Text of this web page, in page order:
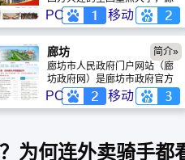
处、普通高校招生处、成人招
生处、中师中专招生处、信息
处、培训指导处。
自哈尔滨工业大学，被誉为中
国重型机械领域的“黄埔军校”。
学校机械工程、材料科学学科
跻身国内第一方阵，工程学进
入ESI全球前1‰。拥有多项国
家科技进步一等奖，在重型机
械、亚稳材料等领域达到国际
先进水平，正全力建设中国特
色世界一流大学。
PC 移动
廊坊
廊坊市人民政府门户网站（廊
坊政府网）是廊坊市政府官方
权威发布与在线服务综合平
台。由市政府办公室主办，设
坊、服务社会”宗旨，全面推行
政务公开，提供高效便民服
PC 移动
简介»
为何连外卖骑手都